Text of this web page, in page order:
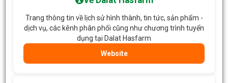
Trang thông tin về lịch sử hình thành, tin tức, sản phẩm -
dịch vụ, các kênh phân phối cũng như chương trình tuyển
dụng tại Dalat Hasfarm
Website